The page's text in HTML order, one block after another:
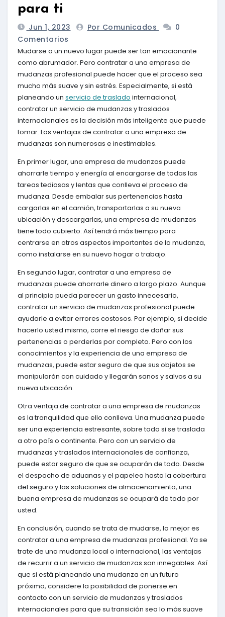
para ti
Jun 1, 2023 Por Comunicados
0
Comentarios
Mudarse a un nuevo lugar puede ser tan emocionante
como abrumador. Pero contratar a una empresa de
mudanzas profesional puede hacer que el proceso sea
mucho más suave y sin estrés. Especialmente, si está
planeando un servicio de traslado internacional,
contratar un servicio de mudanzas y traslados
internacionales es la decisión más inteligente que puede
tomar. Las ventajas de contratar a una empresa de
mudanzas son numerosas e inestimables.
En primer lugar, una empresa de mudanzas puede
ahorrarle tiempo y energía al encargarse de todas las
tareas tediosas y lentas que conlleva el proceso de
mudanza. Desde embalar sus pertenencias hasta
cargarlas en el camión, transportarlas a su nueva
ubicación y descargarlas, una empresa de mudanzas
tiene todo cubierto. Así tendrá más tiempo para
centrarse en otros aspectos importantes de la mudanza,
como instalarse en su nuevo hogar o trabajo.
En segundo lugar, contratar a una empresa de
mudanzas puede ahorrarle dinero a largo plazo. Aunque
al principio pueda parecer un gasto innecesario,
contratar un servicio de mudanzas profesional puede
ayudarle a evitar errores costosos. Por ejemplo, si decide
hacerlo usted mismo, corre el riesgo de dañar sus
pertenencias o perderlas por completo. Pero con los
conocimientos y la experiencia de una empresa de
mudanzas, puede estar seguro de que sus objetos se
manipularán con cuidado y llegarán sanos y salvos a su
nueva ubicación.
Otra ventaja de contratar a una empresa de mudanzas
es la tranquilidad que ello conlleva. Una mudanza puede
ser una experiencia estresante, sobre todo si se traslada
a otro país o continente. Pero con un servicio de
mudanzas y traslados internacionales de confianza,
puede estar seguro de que se ocuparán de todo. Desde
el despacho de aduanas y el papeleo hasta la cobertura
del seguro y las soluciones de almacenamiento, una
buena empresa de mudanzas se ocupará de todo por
usted.
En conclusión, cuando se trata de mudarse, lo mejor es
contratar a una empresa de mudanzas profesional. Ya se
trate de una mudanza local o internacional, las ventajas
de recurrir a un servicio de mudanzas son innegables. Así
que si está planeando una mudanza en un futuro
próximo, considere la posibilidad de ponerse en
contacto con un servicio de mudanzas y traslados
internacionales para que su transición sea lo más suave